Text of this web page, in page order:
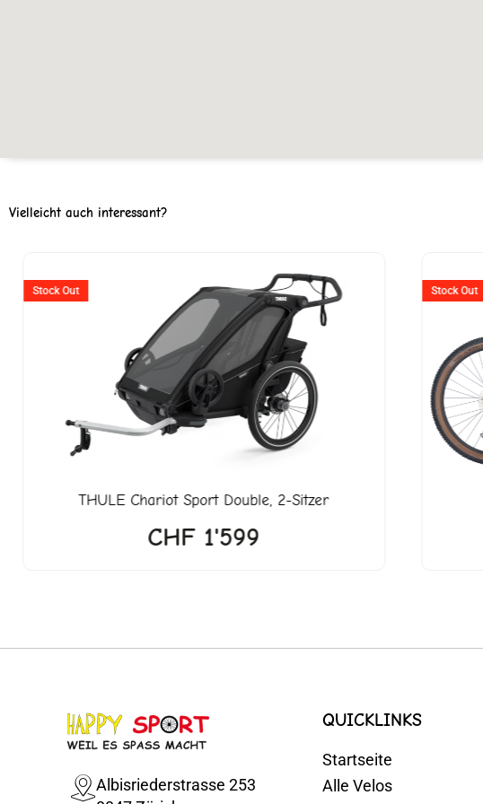
Vielleicht auch interessant?
Stock Out
THULEChariot Sport Double, 2-Sitzer
CHF1'599
Stock Out
Albisriederstrasse 253
QUICKLINKS
Startseite
Alle Velos